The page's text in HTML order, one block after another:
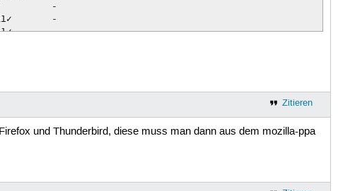
-
-
-
-
-
-
-
-
snapd
-
Zitieren
und Thunderbird, diese muss man dann aus dem mozilla-ppa